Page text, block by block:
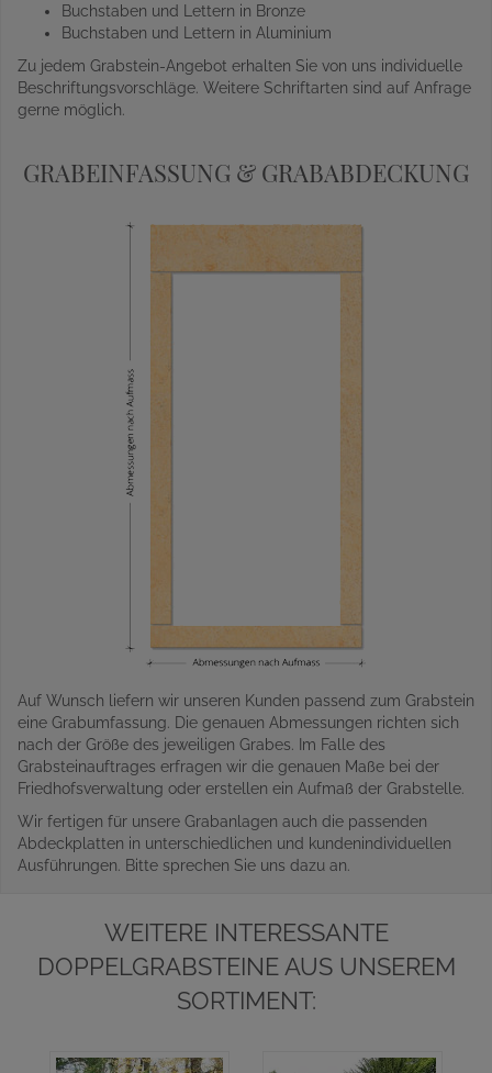
Buchstaben und Lettern in Bronze
Buchstaben und Lettern in Aluminium
Zu jedem Grabstein-Angebot erhalten Sie von uns individuelle
Beschriftungsvorschläge. Weitere Schriftarten sind auf Anfrage
gerne möglich.
GRABEINFASSUNG & GRABABDECKUNG
Auf Wunsch liefern wir unseren Kunden passend zum Grabstein
eine Grabumfassung. Die genauen Abmessungen richten sich
nach der Größe des jeweiligen Grabes. Im Falle des
Grabsteinauftrages erfragen wir die genauen Maße bei der
Friedhofsverwaltung oder erstellen ein Aufmaß der Grabstelle.
Wir fertigen für unsere Grabanlagen auch die passenden
Abdeckplatten in unterschiedlichen und kundenindividuellen
Ausführungen. Bitte sprechen Sie uns dazu an.
WEITERE INTERESSANTE
DOPPELGRABSTEINE AUS UNSEREM
SORTIMENT: